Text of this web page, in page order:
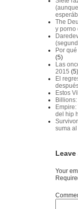
The
y porno
Por
(5)
Las
2015 (5)
El
Estos
del hip
suma
Leave
Your